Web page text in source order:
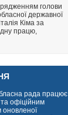
голови
державної
Кіма за
працю,
рада працює
офіційним